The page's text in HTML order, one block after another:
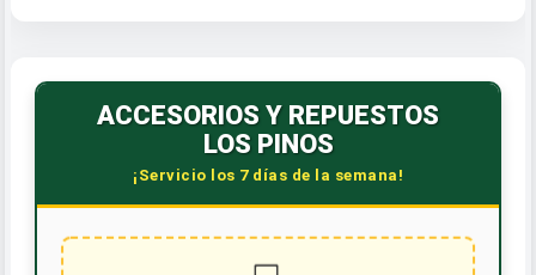
ACCESORIOS Y REPUESTOS
LOS PINOS
¡Servicio los 7 días de la semana!
💻